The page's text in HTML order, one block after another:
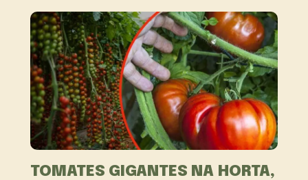
TOMATES GIGANTES NA HORTA,